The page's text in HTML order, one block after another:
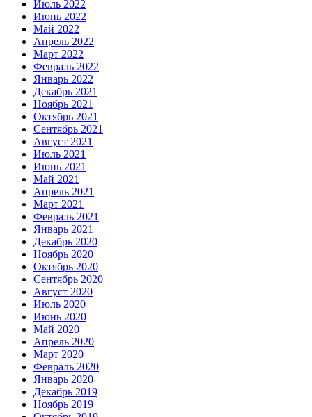
Июль 2022
Июнь 2022
Май 2022
Апрель 2022
Март 2022
Февраль 2022
Январь 2022
Декабрь 2021
Ноябрь 2021
Октябрь 2021
Сентябрь 2021
Август 2021
Июль 2021
Июнь 2021
Май 2021
Апрель 2021
Март 2021
Февраль 2021
Январь 2021
Декабрь 2020
Ноябрь 2020
Октябрь 2020
Сентябрь 2020
Август 2020
Июль 2020
Июнь 2020
Май 2020
Апрель 2020
Март 2020
Февраль 2020
Январь 2020
Декабрь 2019
Ноябрь 2019